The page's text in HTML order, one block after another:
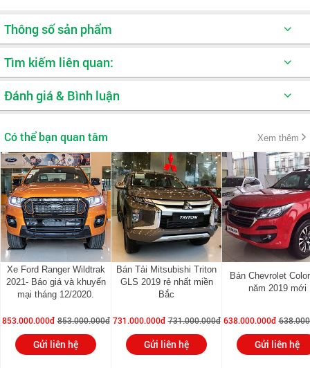
Thông số sản phẩm
số cửa
hộp số Số sàn
nhiên liêu dầu
Loại dẫn động Cầu sau
Màu xe Trắng
Tìm kiếm liên quan:
Xe oto Pick-up
Đánh giá & Bình luận
Có thể bạn quan tâm Xem thêm
Xe Ford Ranger Wildtrak
2021- Báo giá và khuyến
mại tháng 12/2020.
853.000.000đ 853.000.000đ
Gửi liên hệ
Bán Tải Mitsubishi Triton
GLS 2019 rẻ nhất miền
Bắc
731.000.000đ 731.000.000đ
Gửi liên hệ
Bán Chevrolet
năm 2019 mới
638.000.000đ
Gửi liên hệ